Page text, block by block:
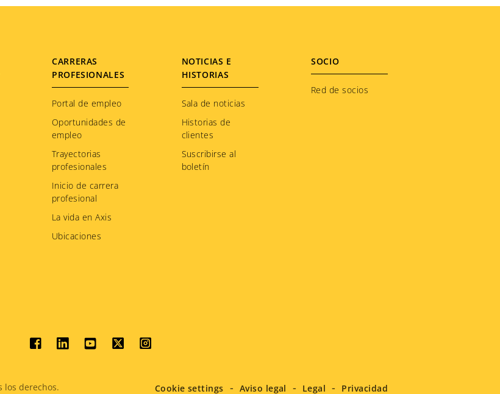
CARRERAS
PROFESIONALES
Portal de empleo
Oportunidades de
empleo
Trayectorias
profesionales
Inicio de carrera
profesional
La vida en Axis
Ubicaciones
NOTICIAS E
HISTORIAS
Sala de noticias
Historias de
clientes
Suscribirse al
boletín
SOCIO
Red de socios
Social
menu
los derechos. Cookie settings Aviso legal Legal Privacidad